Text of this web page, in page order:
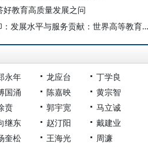
教育高质量发展之问
郭丛斌 邱世琛 王黎鑫 李大印：发展水平与服务贡献：世界高等教育发展指数指标体系研究
永年 龙应台
丁学良
国涌 陈嘉映
黄宗智
贲 郭宇宽
马立诚
继东 赵汀阳
戴建业
奎松 王海光
周濂